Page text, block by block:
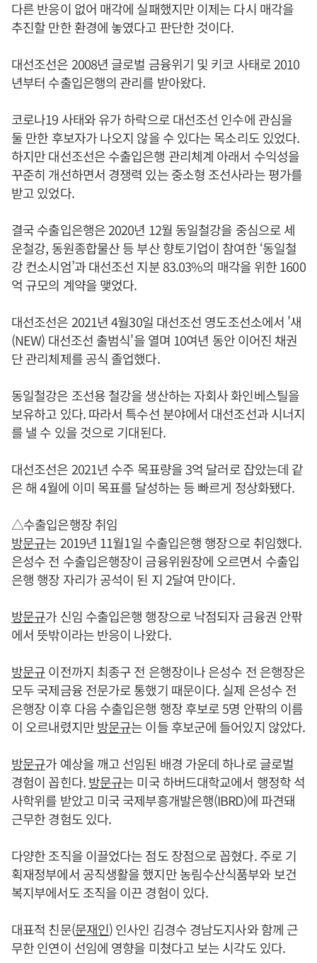
다른 반응이 없어 매각에 실패했지만 이제는 다시 매각을
추진할 만한 환경에 놓였다고 판단한 것이다.
대선조선은 2008년 글로벌 금융위기 및 키코 사태로 2010
년부터 수출입은행의 관리를 받아왔다.
코로나19 사태와 유가 하락으로 대선조선 인수에 관심을
둘 만한 후보자가 나오지 않을 수 있다는 목소리도 있었다.
하지만 대선조선은 수출입은행 관리체계 아래서 수익성을
꾸준히 개선하면서 경쟁력 있는 중소형 조선사라는 평가를
받고 있었다.
결국 수출입은행은 2020년 12월 동일철강을 중심으로 세
운철강, 동원종합물산 등 부산 향토기업이 참여한 ‘동일철
강 컨소시엄’과 대선조선 지분 83.03%의 매각을 위한 1600
억 규모의 계약을 맺었다.
대선조선은 2021년 4월30일 대선조선 영도조선소에서 '새
(NEW) 대선조선 출범식'을 열며 10여년 동안 이어진 채권
단 관리체제를 공식 졸업했다.
동일철강은 조선용 철강을 생산하는 자회사 화인베스틸을
보유하고 있다. 따라서 특수선 분야에서 대선조선과 시너지
를 낼 수 있을 것으로 기대된다.
대선조선은 2021년 수주 목표량을 3억 달러로 잡았는데 같
은 해 4월에 이미 목표를 달성하는 등 빠르게 정상화됐다.
△수출입은행장 취임
방문규는 2019년 11월1일 수출입은행 행장으로 취임했다.
은성수 전 수출입은행장이 금융위원장에 오르면서 수출입
은행 행장 자리가 공석이 된 지 2달여 만이다.
방문규가 신임 수출입은행 행장으로 낙점되자 금융권 안팎
에서 뜻밖이라는 반응이 나왔다.
방문규이전까지 최종구 전 은행장이나 은성수 전 은행장은
모두 국제금융 전문가로 통했기 때문이다. 실제 은성수 전
은행장 이후 다음 수출입은행 행장 후보로 5명 안팎의 이름
이 오르내렸지만방문규는 이들 후보군에 들어있지 않았다.
방문규가 예상을 깨고 선임된 배경 가운데 하나로 글로벌
경험이 꼽힌다.방문규는 미국 하버드대학교에서 행정학 석
사학위를 받았고 미국 국제부흥개발은행(IBRD)에 파견돼
근무한 경험도 있다.
다양한 조직을 이끌었다는 점도 장점으로 꼽혔다. 주로 기
획재정부에서 공직생활을 했지만 농림수산식품부와 보건
복지부에서도 조직을 이끈 경험이 있다.
대표적 친문(문재인) 인사인 김경수 경남도지사와 함께 근
무한 인연이 선임에 영향을 미쳤다고 보는 시각도 있다.